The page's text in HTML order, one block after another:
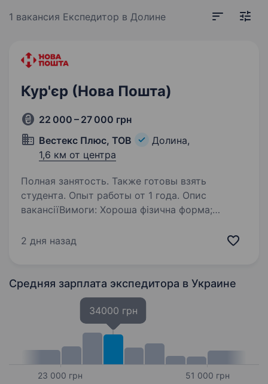
1 вакансия Експедитор в Долине
Кур'єр (Нова Пошта)
22 000 – 27 000 грн
Вестекс Плюс, ТОВ
Долина,
1,6 км от центра
Полная занятость. Также готовы взять
студента. Опыт работы от 1 года. Опис
вакансіїВимоги: Хороша фізична форма;
порядність; бажання працювати водійське
2 дня назад
Средняя зарплата экспедитора в Украине
23 000 грн
34000 грн
51 000 грн